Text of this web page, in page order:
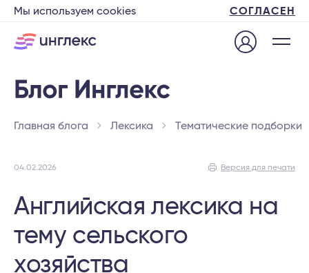
Мы используем cookies СОГЛАСЕН
Главная блога Лексика Тематические подборки
04.02.2026 Версия для печати
Английская лексика на
тему сельского
хозяйства